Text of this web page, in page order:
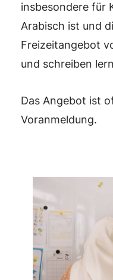
insbesondere für
Arabisch ist und
Freizeitangebot
und schreiben
Das Angebot ist
Voranmeldung.